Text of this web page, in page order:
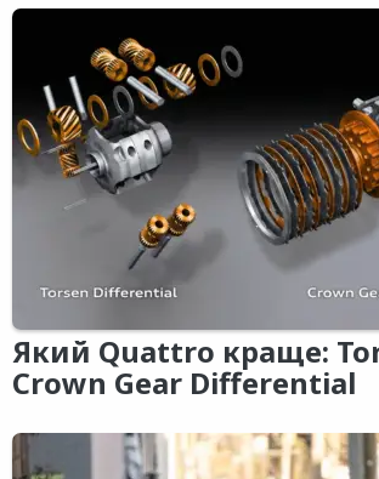
Який Quattro краще:
Crown Gear Differential